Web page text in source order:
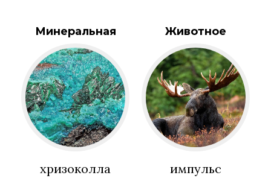
Минеральная
хризоколла
Животное
импульс